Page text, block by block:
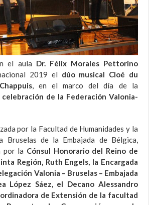
el aula Dr. Félix Morales Pettorino
2019 el dúo musical Cloé du
, en el marco del día de la
de la Federación Valonia-
por la Facultad de Humanidades y la
Bruselas de la Embajada de Bélgica,
por la Cónsul Honorario del Reino de
Región, Ruth Engels, la Encargada
Valonia – Bruselas – Embajada
López Sáez, el Decano Alessandro
de Extensión de la facultad